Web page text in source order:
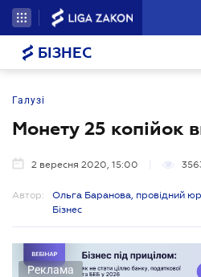
БІЗНЕС
Галузі
Монету 25 копійок
2 вересня 2020, 15:00
Автор:
Ольга Баранова, провідний
Бізнес
Реклама